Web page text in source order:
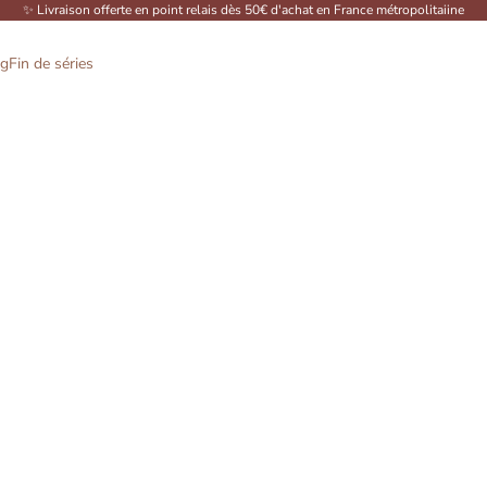
✨ Livraison offerte en point relais dès 50€ d'achat en France métropolitaiine
Fin de séries